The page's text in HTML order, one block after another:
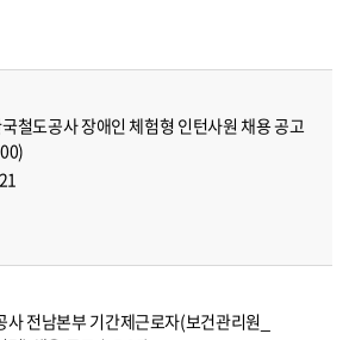
철도공사 장애인 체험형 인턴사원 채용 공고
전남본부 기간제근로자(보건관리원_